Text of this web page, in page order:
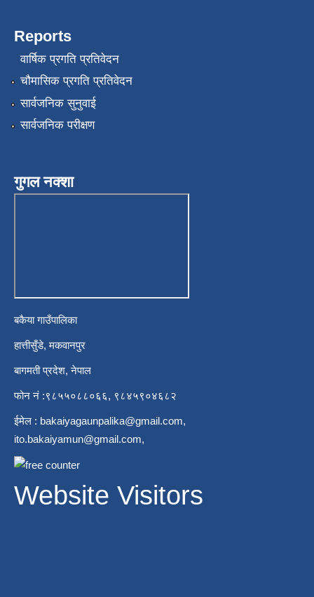
Reports
वार्षिक प्रगति प्रतिवेदन
चौमासिक प्रगति प्रतिवेदन
सार्वजनिक सुनुवाई
सार्वजनिक परीक्षण
गुगल नक्शा
बकैया गाउँपालिका
हात्तीसुँडे, मकवानपुर
बागमती प्रदेश, नेपाल
फोन नं :९८५५०८८०६६, ९८४५९०४६८२
ईमेल : bakaiyagaunpalika@gmail.com,
ito.bakaiyamun@gmail.com,
Website Visitors